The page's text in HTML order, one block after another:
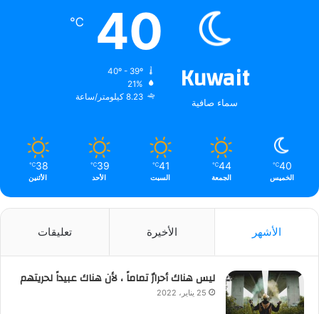
Kuwait
سماء صافية
40
℃
21%
8.23 كيلومتر/ساعة
40
℃
الخميس
44
℃
الجمعة
41
℃
السبت
39
℃
الأحد
38
℃
الأثنين
الأشهر الأخيرة تعليقات
ليس هناك أحرارٌ تماماً ، لأن هناك عبيداً لحريتهم
25 يناير، 2022